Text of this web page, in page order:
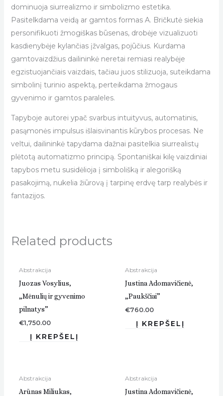
dominuoja siurrealizmo ir simbolizmo estetika.
Pasitelkdama veidą ar gamtos formas A. Bričkutė siekia
personifikuoti žmogiškas būsenas, drobėje vizualizuoti
kasdienybėje kylančias įžvalgas, pojūčius. Kurdama
gamtovaizdžius dailininkė neretai remiasi realybėje
egzistuojančiais vaizdais, tačiau juos stilizuoja, suteikdama
simbolinį turinio aspektą, perteikdama žmogaus
gyvenimo ir gamtos paraleles.
Tapyboje autorei ypač svarbus intuityvus, automatinis,
pasąmonės impulsus išlaisvinantis kūrybos procesas. Ne
veltui, dailininkė tapydama dažnai pasitelkia siurrealistų
plėtotą automatizmo principą. Spontaniškai kilę vaizdiniai
tapybos metu susidėlioja į simbolišką ir alegorišką
pasakojimą, nukelia žiūrovą į tarpinę erdvę tarp realybės ir
fantazijos.
Related products
Abstrakcija
Juozas Vosylius,
„Mėnulių ir gyvenimo
pilnatys”
€1,750.00
Abstrakcija
Justina Adomavičienė,
„Paukščiai”
€760.00
Abstrakcija
Arūnas Miliukas,
Abstrakcija
Justina Adomavičienė,